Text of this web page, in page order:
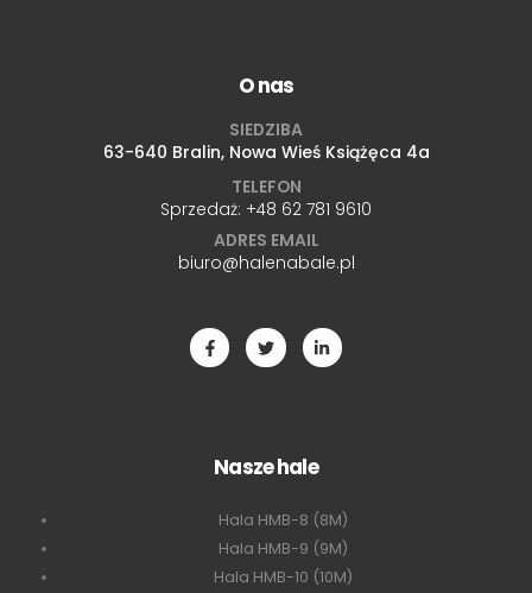
O nas
SIEDZIBA
63-640 Bralin, Nowa Wieś Książęca 4a
TELEFON
Sprzedaż: +48 62 781 9610
ADRES EMAIL
biuro@halenabale.pl
Nasze hale
Hala HMB-8 (8M)
Hala HMB-9 (9M)
Hala HMB-10 (10M)